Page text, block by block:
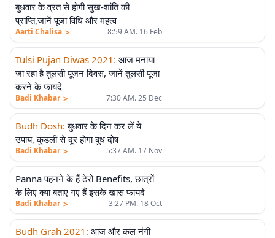
बुधवार के व्रत से होगी सुख-शांति की
प्राप्ति,जानें पूजा विधि और महत्व
Aarti Chalisa > 8:59 AM. 16 Feb
Tulsi Pujan Diwas 2021 : आज मनाया
जा रहा है तुलसी पूजन दिवस, जानें तुलसी पूजा
करने के फायदे
Badi Khabar > 7:30 AM. 25 Dec
Budh Dosh: बुधवार के दिन कर लें ये
उपाय, कुंडली से दूर होगा बुध दोष
Badi Khabar > 5:37 AM. 17 Nov
Panna पहनने के हैं ढेरों Benefits, छात्रों
के लिए क्या बताए गए हैं इसके खास फायदे
Badi Khabar > 3:27 PM. 18 Oct
Budh Grah 2021 : आज और कल नंगी